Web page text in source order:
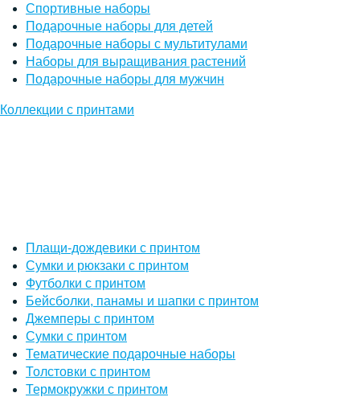
Спортивные наборы
Подарочные наборы для детей
Подарочные наборы с мультитулами
Наборы для выращивания растений
Подарочные наборы для мужчин
Коллекции с принтами
Плащи-дождевики с принтом
Сумки и рюкзаки с принтом
Футболки с принтом
Бейсболки, панамы и шапки с принтом
Джемперы с принтом
Сумки с принтом
Тематические подарочные наборы
Толстовки с принтом
Термокружки с принтом